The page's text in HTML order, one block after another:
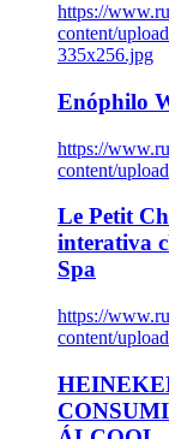
https://
content/
335x256.jpg
Enóphilo
https://
content/
Le Petit
interativa
Spa
https://
content/